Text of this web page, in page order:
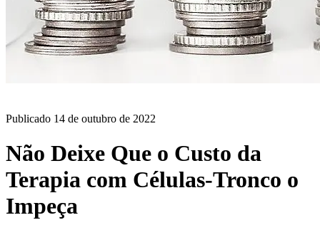
Publicado 14 de outubro de 2022
Não Deixe Que o Custo da
Terapia com Células-Tronco o
Impeça